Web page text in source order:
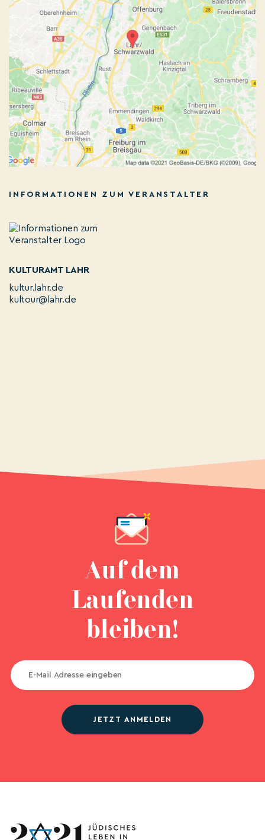
INFORMATIONEN ZUM VERANSTALTER
KULTURAMT LAHR
kultur.lahr.de
kultour@lahr.de
Auf dem
Laufenden
bleiben!
JETZT ANMELDEN